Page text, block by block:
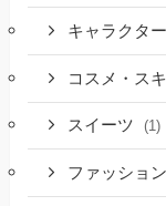
キャラクタ
コスメ・ス
スイーツ (1)
ファッション